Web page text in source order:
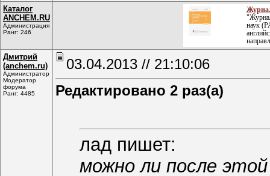
Каталог
ANCHEM.RU
Администрация
Ранг: 246
наук
Дмитрий
(anchem.ru)
Администратор
Модератор
форума
Ранг: 4485
03.04.2013 // 21:10:06
Редактировано 2 раз(а)
лад пишет:
можно ли после